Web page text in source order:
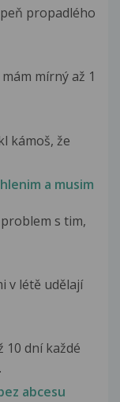
propadlého
mírný až 1
kámoš, že
a musim
s tim,
v létě udělají
10 dní každé
abcesu